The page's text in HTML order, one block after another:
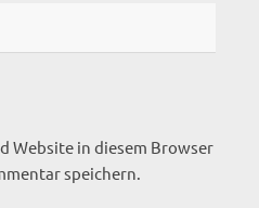
Website in diesem Browser
speichern.